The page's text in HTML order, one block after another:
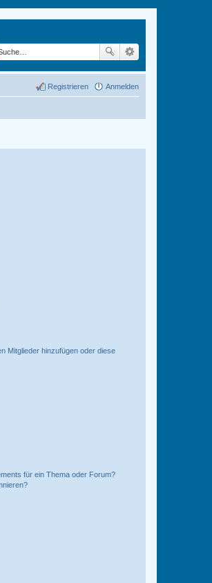
Anmelden
Registrieren
Mitglieder hinzufügen oder diese
für ein Thema oder Forum?